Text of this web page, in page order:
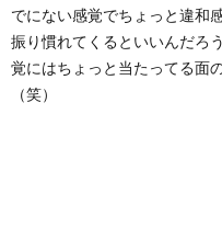
でにない感覚でちょっと違和
振り慣れてくるといいんだろ
覚にはちょっと当たってる面
（笑）